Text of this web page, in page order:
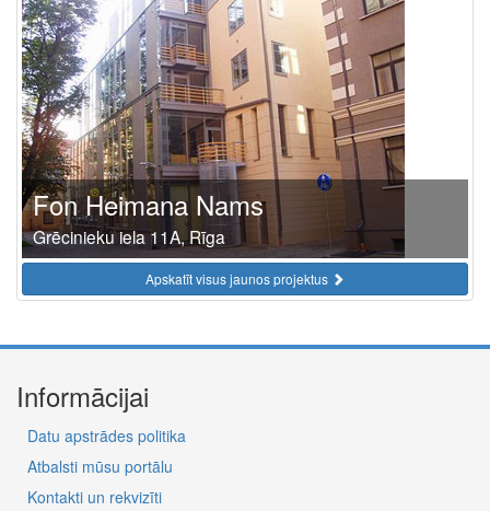
Fon Heimana Nams
Grēcinieku iela 11A, Rīga
Apskatīt visus jaunos projektus
Informācijai
Datu apstrādes politika
Atbalsti mūsu portālu
Kontakti un rekvizīti